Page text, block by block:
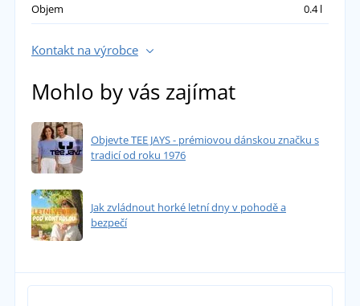
Objem
0.4 l
Kontakt na výrobce
Mohlo by vás zajímat
Objevte TEE JAYS - prémiovou dánskou značku s
tradicí od roku 1976
Jak zvládnout horké letní dny v pohodě a
bezpečí